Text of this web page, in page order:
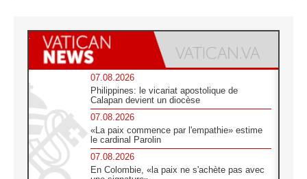
07.08.2026
Philippines: le vicariat apostolique de
Calapan devient un diocèse
07.08.2026
«La paix commence par l'empathie» estime
le cardinal Parolin
07.08.2026
En Colombie, «la paix ne s'achète pas avec